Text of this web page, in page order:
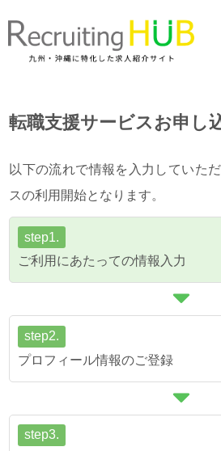
転職支援サービスお申し
以下の流れで情報を入力していた
スの利用開始となります。
step1.
ご利用にあたっての情報入力
step2.
プロフィール情報のご登録
step3.